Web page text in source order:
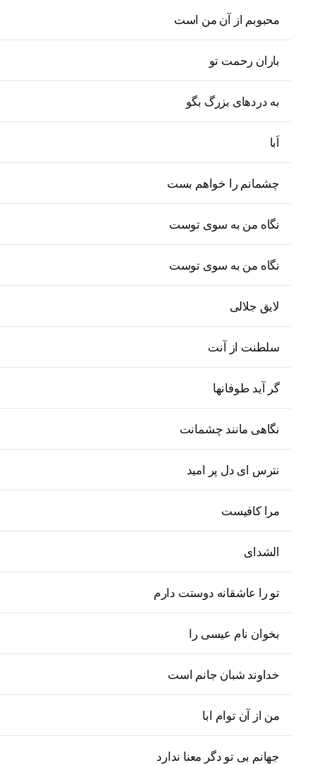
محبوبم از آن من است
باران رحمت تو
به دردهای بزرگ بگو
اَبا
چشمانم را خواهم بست
نگاه من به سوی توست
نگاه من به سوی توست
لایق جلالی
سلطنت از آنت
گر آید طوفانها
نگاهی مانند چشمانت
نترس ای دل پر امید
مرا کافیست
الشدای
تو را عاشقانه دوستت دارم
بخوان نام عیسی را
خداوند شبان جانم است
من از آن توام ابا
جهانم بی تو دگر معنا ندارد